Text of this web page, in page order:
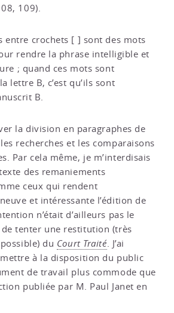
109).
entre crochets [ ] sont des mots
rendre la phrase intelligible et
; quand ces mots sont
lettre B, c’est qu’ils sont
B.
la division en paragraphes de
recherches et les comparaisons
Par cela même, je m’interdisais
des remaniements
ceux qui rendent
et intéressante l’édition de
n’était d’ailleurs pas le
tenter une restitution (très
du Court Traité. J’ai
à la disposition du public
de travail plus commode que
publiée par M. Paul Janet en